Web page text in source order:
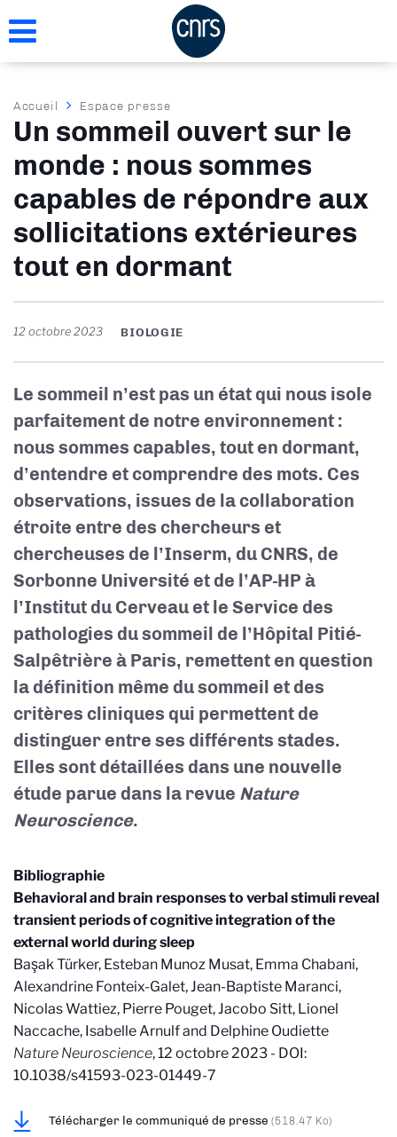
au
Fil
d'Ariane
Accueil Espace presse
Un sommeil ouvert sur le
monde : nous sommes
capables de répondre aux
sollicitations extérieures
tout en dormant
12 octobre 2023 BIOLOGIE
Le sommeil n’est pas un état qui nous isole
parfaitement de notre environnement :
nous sommes capables, tout en dormant,
d’entendre etcomprendre des mots. Ces
observations, issues de la collaboration
étroite entre des chercheurs et
chercheuses de l’Inserm, du CNRS, de
Sorbonne Université et de l’AP-HP à
l’Institut du Cerveau et le Service des
pathologies du sommeil de l’Hôpital Pitié-
Salpêtrière à Paris, remettent en question
la définition même du sommeil et des
critères cliniques qui permettent de
distinguer entre ses différents stades.
Elles sont détaillées dans une nouvelle
étude parue dans la revue Nature
Neuroscience.
Bibliographie
Behavioral and brain responses to verbal stimuli reveal
transient periods of cognitive integration of the
external world during sleep
Başak Türker, Esteban Munoz Musat, Emma Chabani,
Alexandrine Fonteix-Galet, Jean-Baptiste Maranci,
Nicolas Wattiez, Pierre Pouget, Jacobo Sitt, Lionel
Naccache, Isabelle Arnulf and Delphine Oudiette
Nature Neuroscience, 12 octobre 2023 - DOI:
10.1038/s41593-023-01449-7
Télécharger le communiqué de presse (518.47 Ko)